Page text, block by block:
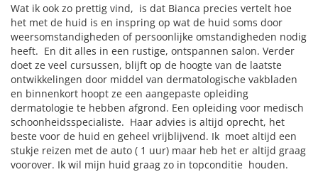
Wat ik ook zo prettig vind, is dat Bianca precies vertelt hoe
het met de huid is en inspring op wat de huid soms door
weersomstandigheden of persoonlijke omstandigheden nodig
heeft. En dit alles in een rustige, ontspannen salon. Verder
doet ze veel cursussen, blijft op de hoogte van de laatste
ontwikkelingen door middel van dermatologische vakbladen
en binnenkort hoopt ze een aangepaste opleiding
dermatologie te hebben afgrond. Een opleiding voor medisch
schoonheidsspecialiste. Haar advies is altijd oprecht, het
beste voor de huid en geheel vrijblijvend. Ik moet altijd een
stukje reizen met de auto ( 1 uur) maar heb het er altijd graag
voorover. Ik wil mijn huid graag zo in topconditie houden.